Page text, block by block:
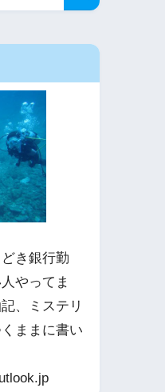
き銀行勤
やってま
、ミステリ
ままに書い